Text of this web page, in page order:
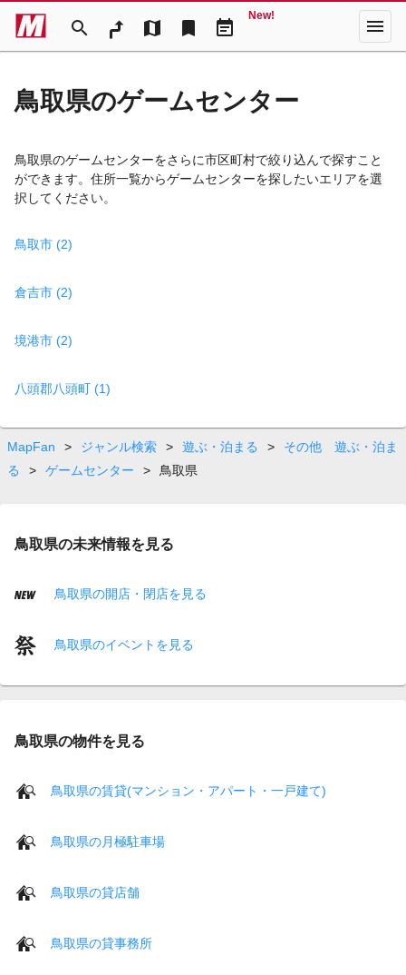
search map bookmark event_note
New! menu
鳥取県のゲームセンター
鳥取県のゲームセンターをさらに市区町村で絞り込んで探すこと
ができます。住所一覧からゲームセンターを探したいエリアを選
択してください。
鳥取市 (2)
倉吉市 (2)
境港市 (2)
八頭郡八頭町 (1)
MapFan > ジャンル検索 > 遊ぶ・泊まる >
その他 遊ぶ・泊ま
る
> ゲームセンター > 鳥取県
鳥取県の未来情報を見る
鳥取県の開店・閉店を見る
鳥取県のイベントを見る
鳥取県の物件を見る
鳥取県の賃貸(マンション・アパート・一戸建て)
鳥取県の月極駐車場
鳥取県の貸店舗
鳥取県の貸事務所